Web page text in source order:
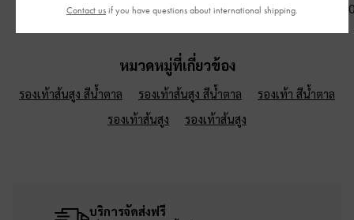
฿1,490.00
฿1,290.00
หมวดหมู่ที่เกี่ยวข้อง
รองเท้าส้นสูง สีน้ำตาล รองเท้าส้นสูง สีน้ำตาล
รองเท้า สีน้ำตาล
รองเท้าส้นสูง
รองเท้าส้นสูง
บริการจัดส่งฟรี
Contact us if you have questions about international shipping.